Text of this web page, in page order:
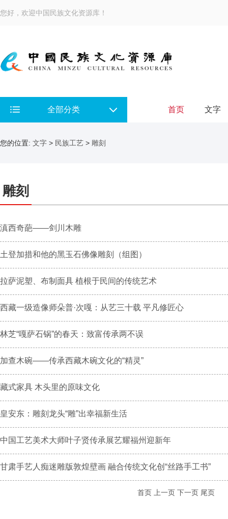
您好，欢迎中国民族文化资源库！
全部分类 首页 文字
您的位置: 文字 > 民族工艺 > 雕刻
雕刻
滇西奇葩——剑川木雕
土登加措和他的黑玉石佛像雕刻（组图）
拉萨泥塑、布制面具 植根于民间的传统艺术
西藏一级造像师朵普·次嘎：从艺三十载 平凡修匠心
林芝“嘎萨石锅”的春天：致富传承两不误
加查木碗——传承西藏木碗文化的“精灵”
藏式家具 木头里的原味文化
皇安东：雕刻龙头“雕”出幸福新生活
中国工艺美术大师叶子贤传承展艺耀福州迎新年
甘肃手艺人痴迷雕版敦煌壁画 融合传统文化创“丝路手工书”
首页 上一页 下一页 尾页